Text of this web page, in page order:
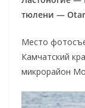
тюлени —
Место
Камчатский
микрорайон